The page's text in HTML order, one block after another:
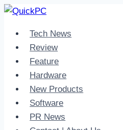
Skip
contentTech News
Review
Feature
Hardware
New Products
Software
PR News